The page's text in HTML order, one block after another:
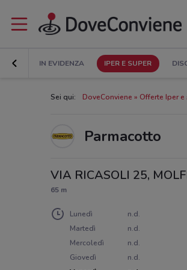
IN EVIDENZA IPER E SUPER
Sei qui: DoveConviene Offerte Iper e
Parmacotto
VIA RICASOLI 25,
65 m
Lunedì
n.d.
Martedì
n.d.
Mercoledì
n.d.
Giovedì
n.d.